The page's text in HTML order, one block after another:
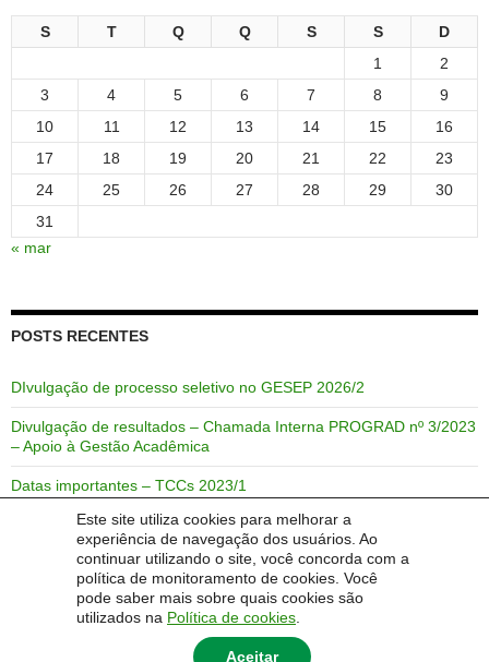
Este site utiliza cookies para melhorar a
experiência de navegação dos usuários. Ao
continuar utilizando o site, você concorda com a
política de monitoramento de cookies. Você
pode saber mais sobre quais cookies são
utilizados na Política de cookies
Aceitar
S T Q Q S S
D
1
2
3
4 5 6 7 8
9
10
11 12 13 14 15
16
17
18 19 20 21 22
23
24
25 26 27 28 29
30
31
« mar
POSTS RECENTES
DIvulgação de processo seletivo no GESEP 2026/2
Divulgação de resultados – Chamada Interna PROGRAD nº 3/2023
– Apoio à Gestão Acadêmica
Datas importantes – TCCs 2023/1
Link de acesso rápido para o semestre 2021/2
Link de acesso rápido para o semestre 2021/1